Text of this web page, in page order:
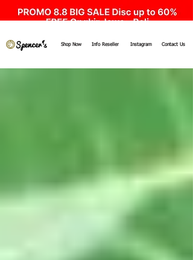
Shop Now Info Reseller Instagram Contact Us